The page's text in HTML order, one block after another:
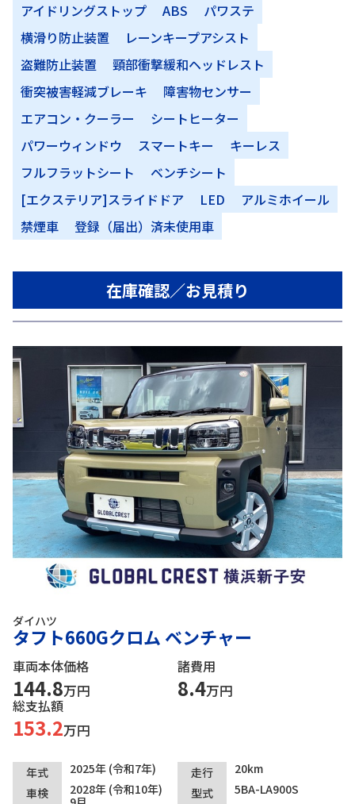
アイドリングストップ
ABS
パワステ
横滑り防止装置
レーンキープアシスト
盗難防止装置
頸部衝撃緩和ヘッドレスト
衝突被害軽減ブレーキ
障害物センサー
エアコン・クーラー
シートヒーター
パワーウィンドウ
スマートキー
キーレス
フルフラットシート
ベンチシート
[エクステリア]スライドドア
LED
アルミホイール
禁煙車
登録（届出）済未使用車
在庫確認／お見積り
ダイハツ
タフト660Gクロム ベンチャー
車両本体価格
144.8万円
諸費用
8.4万円
総支払額
153.2万円
年式 2025年 (令和7年) 走行
20km
車検
2028年 (令和10年)
型式 5BA-LA900S